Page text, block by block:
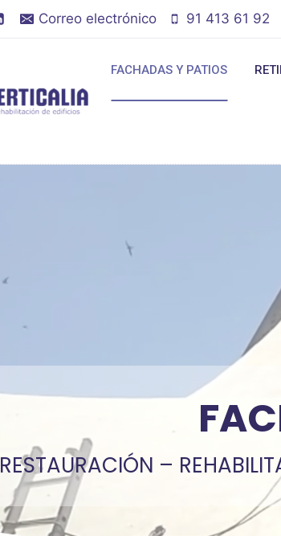
Correo electrónico 91 413 61 92
FACHADAS Y PATIOS
RESTAURACIÓN –